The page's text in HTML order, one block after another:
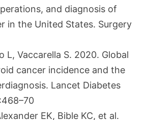
and diagnosis of
in the United States. Surgery
L, Vaccarella S. 2020. Global
cancer incidence and the
Lancet Diabetes
EK, Bible KC, et al.